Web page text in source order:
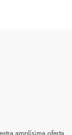
amplísima oferta